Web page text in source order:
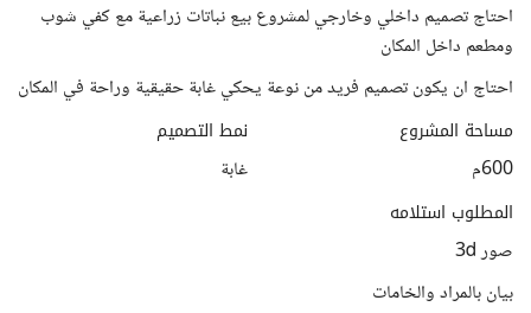
احتاج تصميم داخلي وخارجي لمشروع بيع نباتات زراعية مع كفي شوب
ومطعم داخل المكان
احتاج ان يكون تصميم فريد من نوعة يحكي غابة حقيقية وراحة في المكان
مساحة المشروع
600م
نمط التصميم
غابة
المطلوب استلامه
صور 3d
بيان بالمراد والخامات